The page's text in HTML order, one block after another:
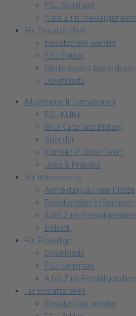
FSJ Seminare
A bis Z im
Für Einsatzstellen
Einsatzstelle werden
FSJ Zyklus
Medienpaket
Downloads
Allgemeine Informationen
FSJ Kultur
BFD Kultur und Bildung
Spenden
Kontakt // Unser Team
Jobs & Praktika
Für Interessierte
Anmeldung & Freie Plätze
Einsatzstellen in
A bis Z im
Einblick
Für Freiwillige
Downloads
FSJ Seminare
A bis Z im
Für Einsatzstellen
Einsatzstelle werden